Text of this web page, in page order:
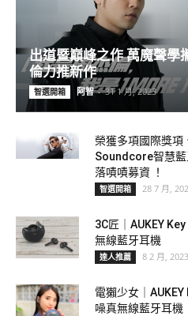
出道暨巔峰之作 萬魔聲學
倫力推新作
智選開箱 阿智 - 31 1 月, 2023
榮獲多項國際獎項
Soundcore智慧
落嘖嘖募資 ！
智選開箱 28 7 月,
3C匠｜AUKEY
無線藍牙耳機
達人推薦 8 2 月, 2023
電獺少女｜
噪真無線藍牙耳機